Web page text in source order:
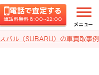
電話で査定する
通話料無料 8:00~22:00
メニュー
スバル（SUBARU）の車買取事